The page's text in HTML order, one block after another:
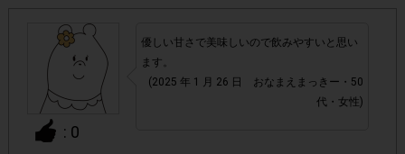
上限に達しても、掲載期間内のアンケート回答が可能です。
・悪質な投稿があった場合、 アカウントを停止
させていた
だくこともあります。
・スマートフォン、携帯電話、タブレットPCにつきまし
: 0
優しい甘さで美味しいので飲みやすいと思い
ます。
(2025 年 1 月 26 日 おなまえまっきー・50
代・女性)